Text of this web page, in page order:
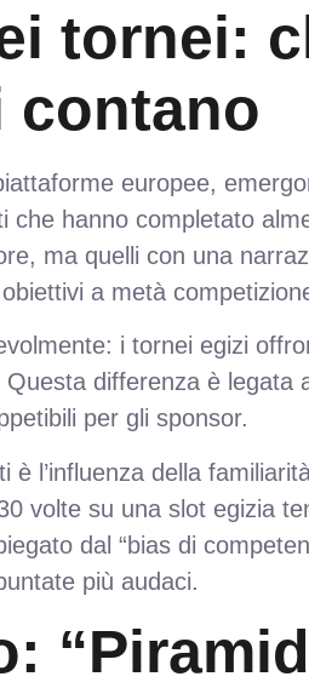
tornei:
contano
europee,
che hanno completato
ma quelli con una
a metà
i tornei egizi
Questa differenza è
per gli sponsor.
è l’influenza della
volte su una slot egizia
dal “bias di
più audaci.